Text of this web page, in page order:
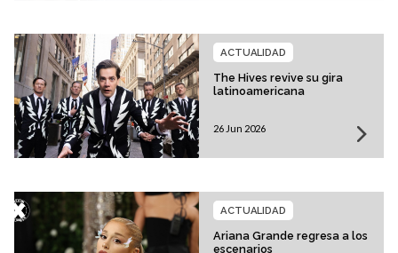
The Hives revive su gira
latinoamericana
ACTUALIDAD
26 Jun 2026
Ariana Grande regresa a los
escenarios
ACTUALIDAD